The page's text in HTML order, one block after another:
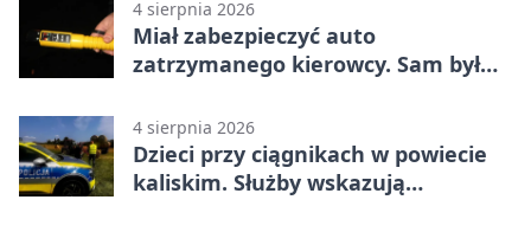
4 sierpnia 2026
Miał zabezpieczyć auto
zatrzymanego kierowcy. Sam był
4 sierpnia 2026
Dzieci przy ciągnikach w powiecie
kaliskim. Służby wskazują